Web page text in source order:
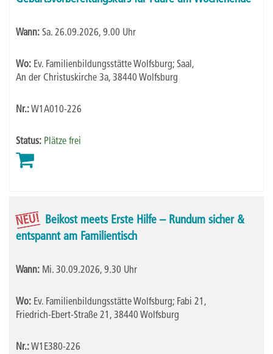
Wann: Sa. 26.09.2026, 9.00 Uhr
Wo: Ev. Familienbildungsstätte Wolfsburg; Saal,
An der Christuskirche 3a, 38440 Wolfsburg
Nr.:W1A010-226
Status: Plätze frei
NEU! Beikost meets Erste Hilfe – Rundum sicher &
entspannt am Familientisch
Wann: Mi. 30.09.2026, 9.30 Uhr
Wo: Ev. Familienbildungsstätte Wolfsburg; Fabi 21,
Friedrich-Ebert-Straße 21, 38440 Wolfsburg
Nr.:W1E380-226